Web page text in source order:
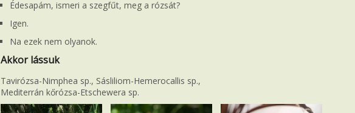
Édesapám, ismeri a szegfűt, meg a rózsát?
Igen.
Na ezek nem olyanok.
Akkor lássuk
Tavirózsa-Nimphea sp., Sásliliom-Hemerocallis sp.,
Mediterrán kőrózsa-Etschewera sp.